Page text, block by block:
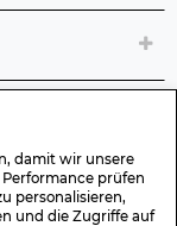
damit wir unsere
prüfen
personalisieren,
und die Zugriffe auf